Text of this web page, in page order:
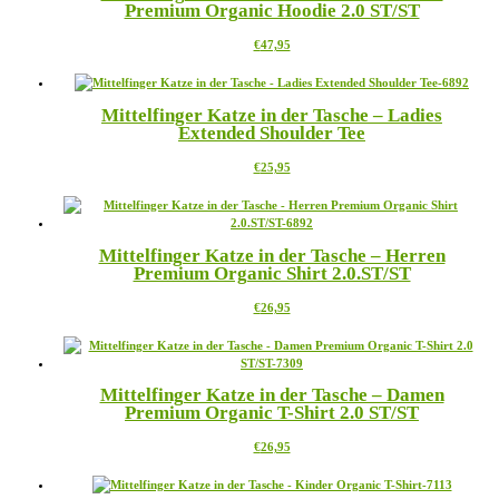
gewählt
Die
können
der
gewählt
werden
Premium Organic Hoodie 2.0 ST/ST
€47,95Dieses
weist
Varianten
auf.
Optionen
auf
der
gewählt
werden
Mittelfinger Katze in der Tasche – Ladies
Extended Shoulder Tee
€25,95Dieses
weist
mehrere
auf.
Die
können
der
Produktseite
werden
Mittelfinger Katze in der Tasche – Herren
Premium Organic Shirt 2.0.ST/ST
€26,95Dieses
weist
mehrere
auf.
Die
können
der
Mittelfinger Katze in der Tasche – Damen
Premium Organic T-Shirt 2.0 ST/ST
€26,95Dieses
weist